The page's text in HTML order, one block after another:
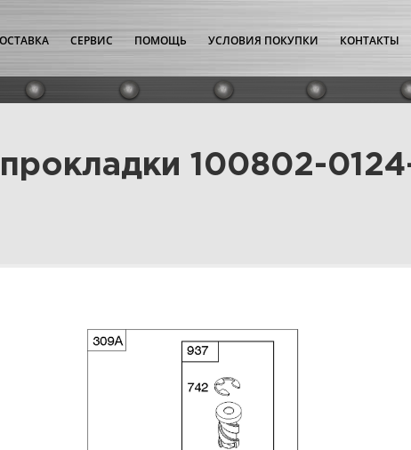
СЕРВИС ПОМОЩЬ УСЛОВИЯ ПОКУПКИ КОНТАКТЫ
100802-